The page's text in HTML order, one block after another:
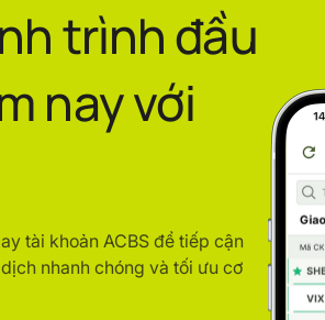
trình đầu
nay với
tài khoản ACBS để tiếp cận
nhanh chóng và tối ưu cơ